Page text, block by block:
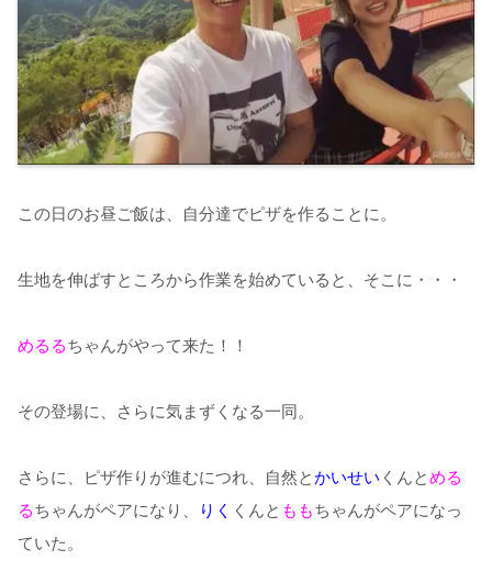
この日のお昼ご飯は、自分達でピザを作ることに。
生地を伸ばすところから作業を始めていると、そこに・・・
めるるちゃんがやって来た！！
その登場に、さらに気まずくなる一同。
さらに、ピザ作りが進むにつれ、自然とかいせい くんとめる
るちゃんがペアになり、 りく くんと ももちゃんがペアになっ
ていた。